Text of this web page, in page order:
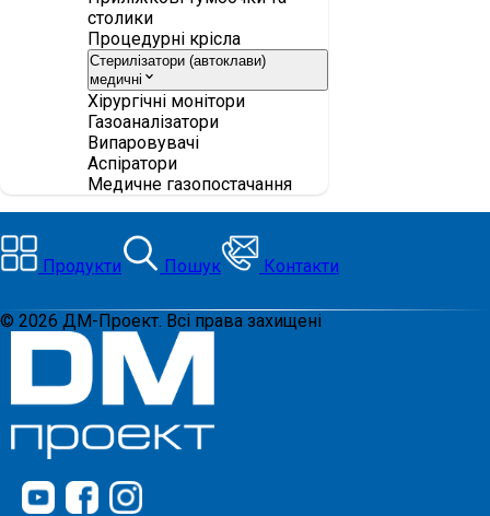
столики
Процедурні крісла
Стерилізатори (автоклави)
медичні
Хірургічні монітори
Газоаналізатори
Випаровувачі
Аспіратори
Медичне газопостачання
Продукти Пошук Контакти
© 2026 ДМ-Проект. Всі права захищені